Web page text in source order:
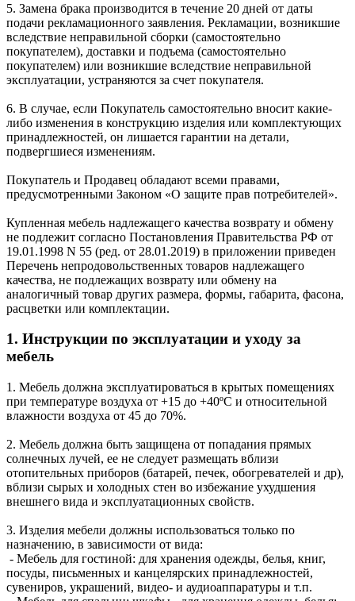
5. Замена брака производится в течение 20 дней от даты
подачи рекламационного заявления. Рекламации, возникшие
вследствие неправильной сборки (самостоятельно
покупателем), доставки и подъема (самостоятельно
покупателем) или возникшие вследствие неправильной
эксплуатации, устраняются за счет покупателя.
6. В случае, если Покупатель самостоятельно вносит какие-
либо изменения в конструкцию изделия или комплектующих
принадлежностей, он лишается гарантии на детали,
подвергшиеся изменениям.
Покупатель и Продавец обладают всеми правами,
предусмотренными Законом «О защите прав потребителей».
Купленная мебель надлежащего качества возврату и обмену
не подлежит согласно Постановления Правительства РФ от
19.01.1998 N 55 (ред. от 28.01.2019) в приложении приведен
Перечень непродовольственных товаров надлежащего
качества, не подлежащих возврату или обмену на
аналогичный товар других размера, формы, габарита, фасона,
расцветки или комплектации.
1. Инструкции по эксплуатации и уходу за
мебель
1. Мебель должна эксплуатироваться в крытых помещениях
при температуре воздуха от +15 до +40ºС и относительной
влажности воздуха от 45 до 70%.
2. Мебель должна быть защищена от попадания прямых
солнечных лучей, ее не следует размещать вблизи
отопительных приборов (батарей, печек, обогревателей и др),
вблизи сырых и холодных стен во избежание ухудшения
внешнего вида и эксплуатационных свойств.
3. Изделия мебели должны использоваться только по
назначению, в зависимости от вида:
- Мебель для гостиной: для хранения одежды, белья, книг,
посуды, письменных и канцелярских принадлежностей,
сувениров, украшений, видео- и аудиоаппаратуры и т.п.